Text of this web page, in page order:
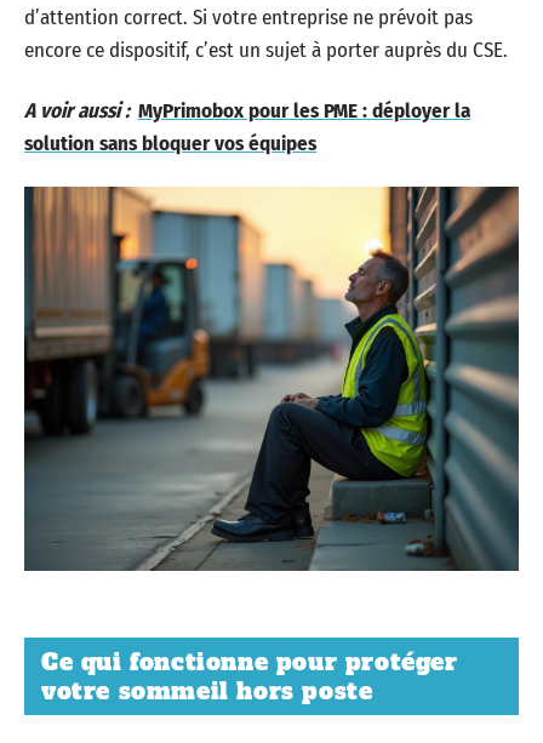
d’attention correct. Si votre entreprise ne prévoit pas
encore ce dispositif, c’est un sujet à porter auprès du CSE.
A voir aussi : MyPrimobox pour les PME : déployer la
solution sans bloquer vos équipes
Ce qui fonctionne pour protéger
votre sommeil hors poste